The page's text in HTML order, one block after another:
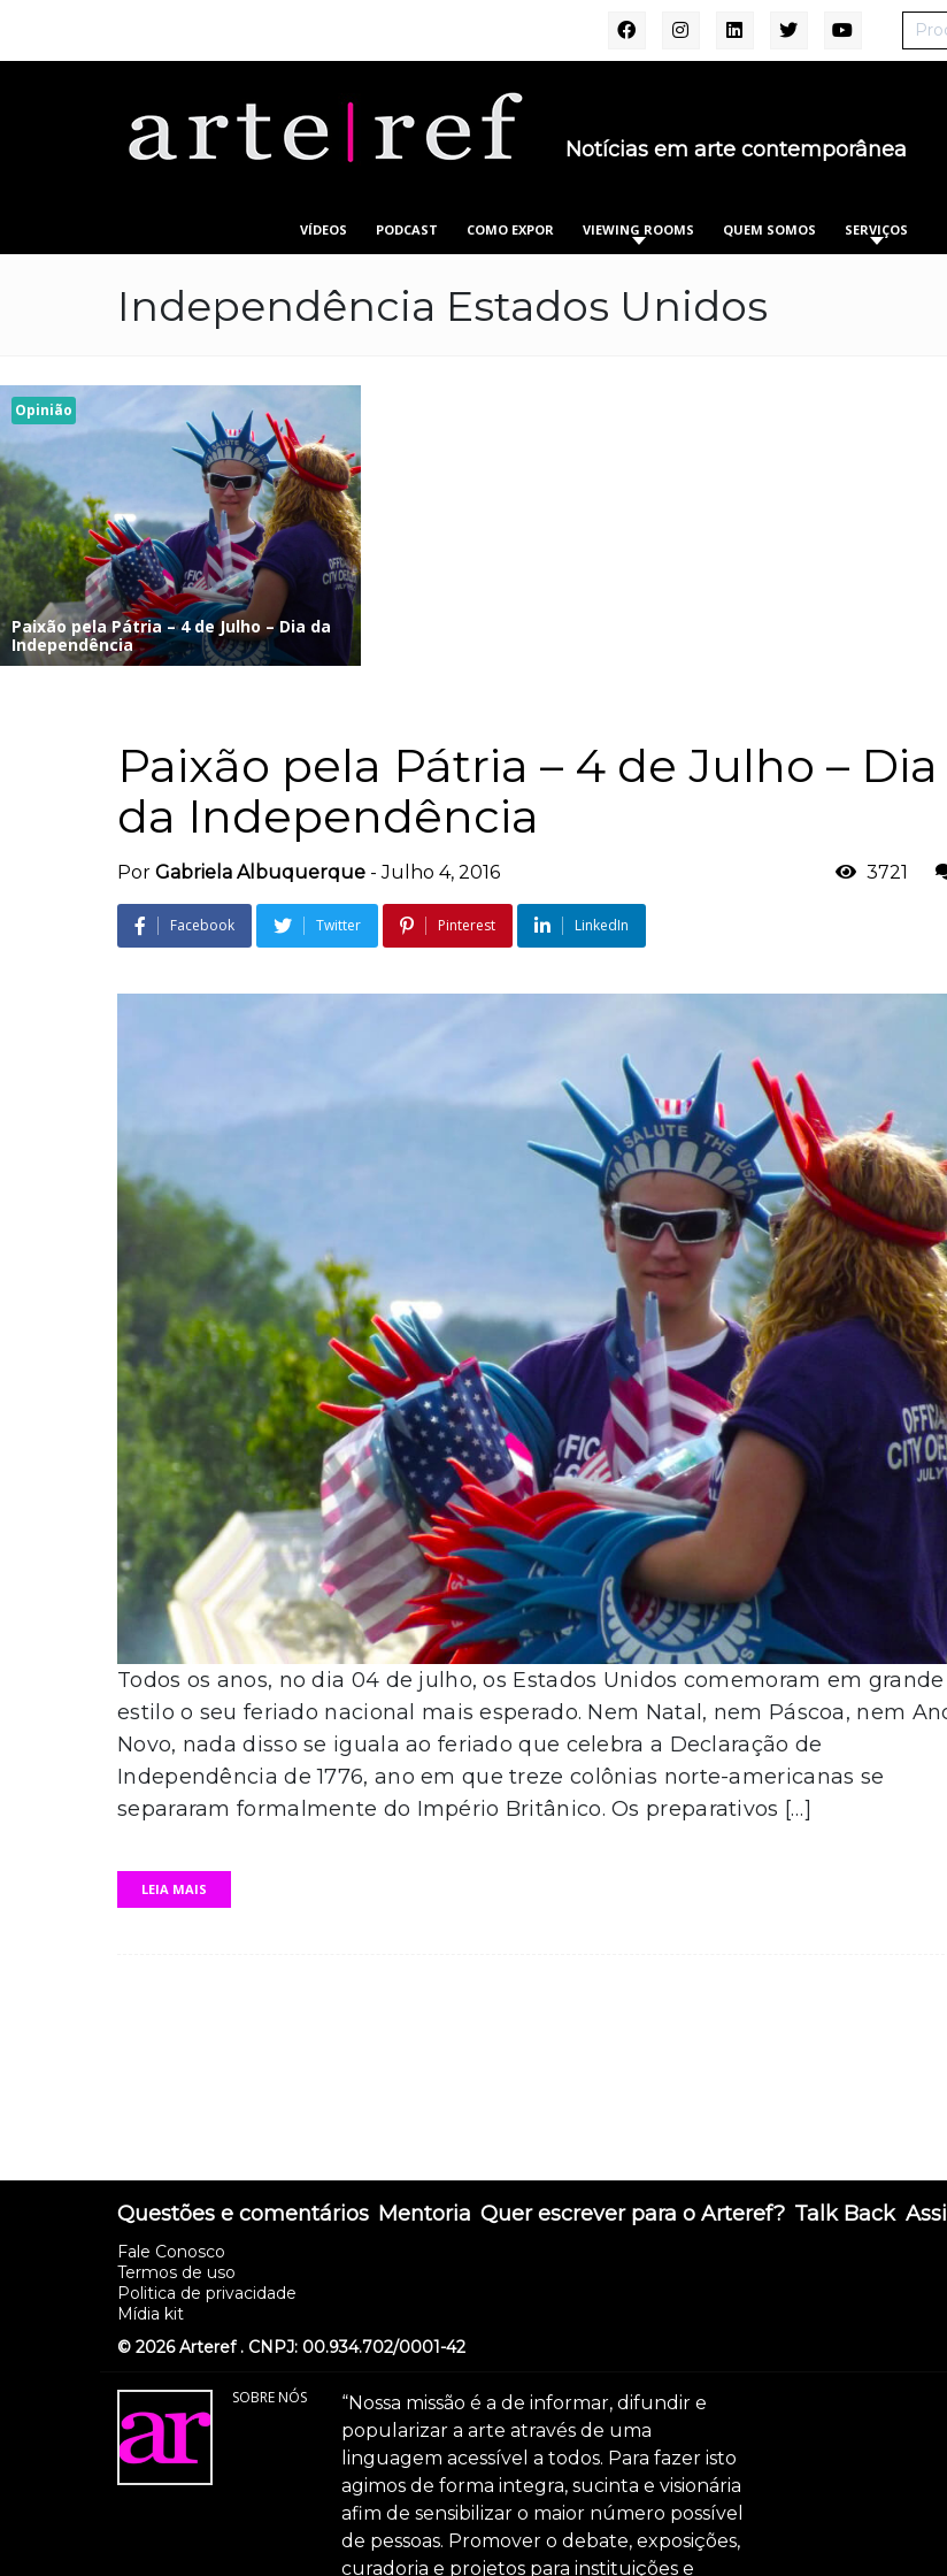
Notícias em arte contemporânea
VÍDEOS PODCAST COMO EXPOR VIEWING ROOMS QUEM SOMOS SERVIÇOS
Independência Estados Unidos
Opinião
Paixão pela Pátria – 4 de Julho – Dia da
Independência
Paixão pela Pátria – 4 de Julho – Dia
da Independência
Por Gabriela Albuquerque -Julho 4, 2016 3721
Facebook Twitter Pinterest LinkedIn
Todos os anos, no dia 04 de julho, os Estados Unidos comemoram em grande
estilo o seu feriado nacional mais esperado. Nem Natal, nem Páscoa, nem
Novo, nada disso se iguala ao feriado que celebra a Declaração de
Independência de 1776, ano em que treze colônias norte-americanas se
separaram formalmente do Império Britânico. Os preparativos […]
LEIA MAIS
Questões e comentários
Fale Conosco
Termos de uso
Politica de privacidade
Mídia kit
Mentoria Quer escrever para o Arteref? Talk Back
© 2026 Arteref . CNPJ: 00.934.702/0001-42
SOBRE NÓS
“Nossa missão é a de informar, difundir e
popularizar a arte através de uma
linguagem acessível a todos. Para fazer isto
agimos de forma integra, sucinta e visionária
afim de sensibilizar o maior número possível
de pessoas. Promover o debate, exposições,
curadoria e projetos para instituições e